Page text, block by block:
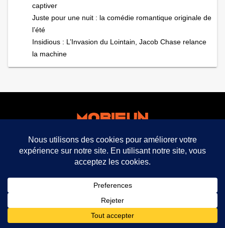
captiver
Juste pour une nuit : la comédie romantique originale de
l’été
Insidious : L’Invasion du Lointain, Jacob Chase relance
la machine
facebook twitter
mobifun ©
Mentions légales CGU CGV Politique de
confidentialité
2021